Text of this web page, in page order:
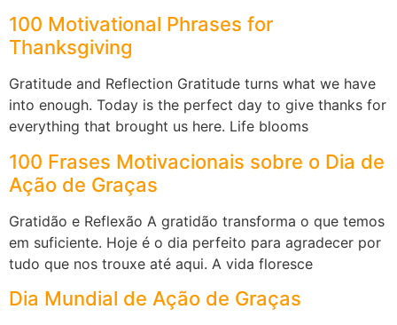
100 Motivational Phrases for
Thanksgiving
Gratitude and Reflection Gratitude turns what we have
into enough. Today is the perfect day to give thanks for
everything that brought us here. Life blooms
100 Frases Motivacionais sobre o Dia de
Ação de Graças
Gratidão e Reflexão A gratidão transforma o que temos
em suficiente. Hoje é o dia perfeito para agradecer por
tudo que nos trouxe até aqui. A vida floresce
Dia Mundial de Ação de Graças